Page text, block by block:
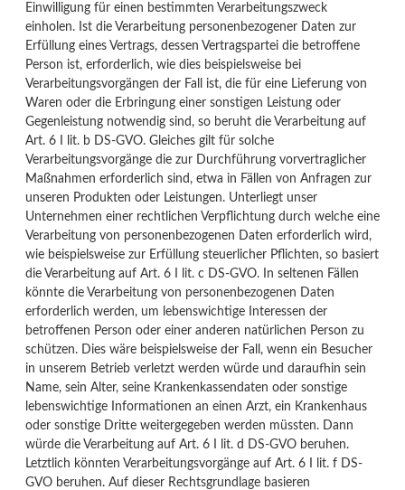
Einwilligung für einen bestimmten Verarbeitungszweck
einholen. Ist die Verarbeitung personenbezogener Daten zur
Erfüllung eines Vertrags, dessen Vertragspartei die betroffene
Person ist, erforderlich, wie dies beispielsweise bei
Verarbeitungsvorgängen der Fall ist, die für eine Lieferung von
Waren oder die Erbringung einer sonstigen Leistung oder
Gegenleistung notwendig sind, so beruht die Verarbeitung auf
Art. 6 I lit. b DS-GVO. Gleiches gilt für solche
Verarbeitungsvorgänge die zur Durchführung vorvertraglicher
Maßnahmen erforderlich sind, etwa in Fällen von Anfragen zur
unseren Produkten oder Leistungen. Unterliegt unser
Unternehmen einer rechtlichen Verpflichtung durch welche eine
Verarbeitung von personenbezogenen Daten erforderlich wird,
wie beispielsweise zur Erfüllung steuerlicher Pflichten, so basiert
die Verarbeitung auf Art. 6 I lit. c DS-GVO. In seltenen Fällen
könnte die Verarbeitung von personenbezogenen Daten
erforderlich werden, um lebenswichtige Interessen der
betroffenen Person oder einer anderen natürlichen Person zu
schützen. Dies wäre beispielsweise der Fall, wenn ein Besucher
in unserem Betrieb verletzt werden würde und daraufhin sein
Name, sein Alter, seine Krankenkassendaten oder sonstige
lebenswichtige Informationen an einen Arzt, ein Krankenhaus
oder sonstige Dritte weitergegeben werden müssten. Dann
würde die Verarbeitung auf Art. 6 I lit. d DS-GVO beruhen.
Letztlich könnten Verarbeitungsvorgänge auf Art. 6 I lit. f DS-
GVO beruhen. Auf dieser Rechtsgrundlage basieren